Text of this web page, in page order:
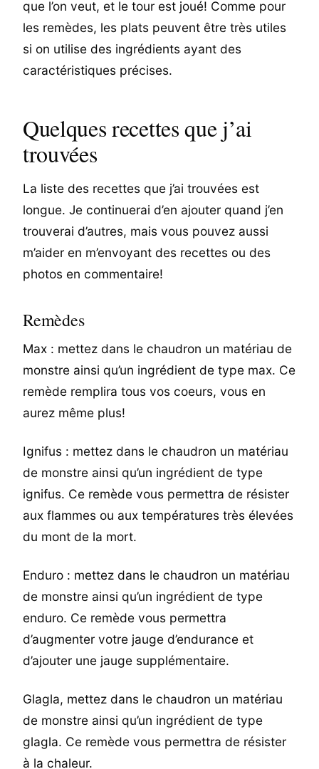
que l’on veut, et le tour est joué! Comme pour
les remèdes, les plats peuvent être très utiles
si on utilise des ingrédients ayant des
caractéristiques précises.
Quelques recettes que j’ai
trouvées
La liste des recettes que j’ai trouvées est
longue. Je continuerai d’en ajouter quand j’en
trouverai d’autres, mais vous pouvez aussi
m’aider en m’envoyant des recettes ou des
photos en commentaire!
Remèdes
Max : mettez dans le chaudron un matériau de
monstre ainsi qu’un ingrédient de type max. Ce
remède remplira tous vos coeurs, vous en
aurez même plus!
Ignifus : mettez dans le chaudron un matériau
de monstre ainsi qu’un ingrédient de type
ignifus. Ce remède vous permettra de résister
aux flammes ou aux températures très élevées
du mont de la mort.
Enduro : mettez dans le chaudron un matériau
de monstre ainsi qu’un ingrédient de type
enduro. Ce remède vous permettra
d’augmenter votre jauge d’endurance et
d’ajouter une jauge supplémentaire.
Glagla, mettez dans le chaudron un matériau
de monstre ainsi qu’un ingrédient de type
glagla. Ce remède vous permettra de résister
à la chaleur.